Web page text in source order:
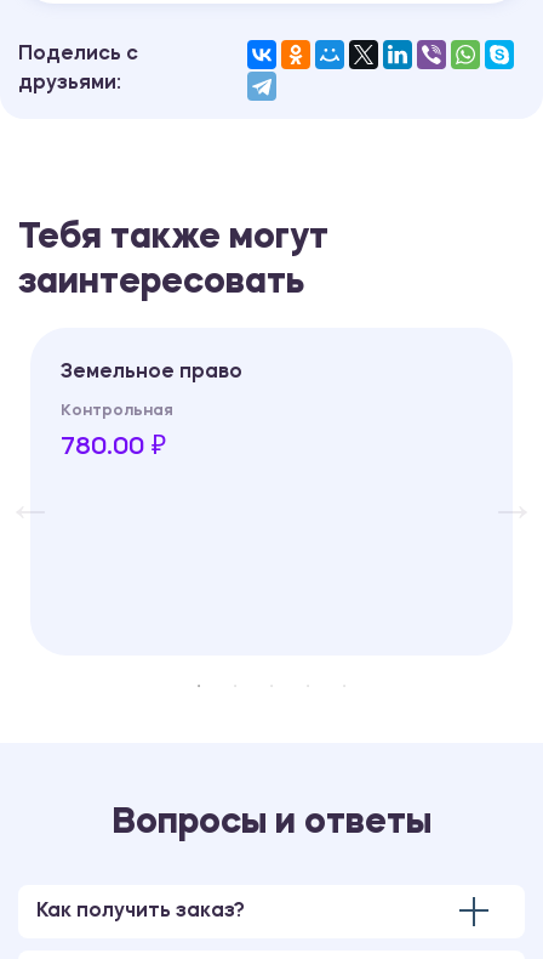
Поделись с
друзьями:
Тебя также могут
заинтересовать
Земельное право
Контрольная
780.00 ₽
Вопросы и ответы
Как получить заказ?